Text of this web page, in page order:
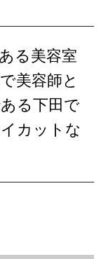
る美容室
美容師と
る下田で
カットな